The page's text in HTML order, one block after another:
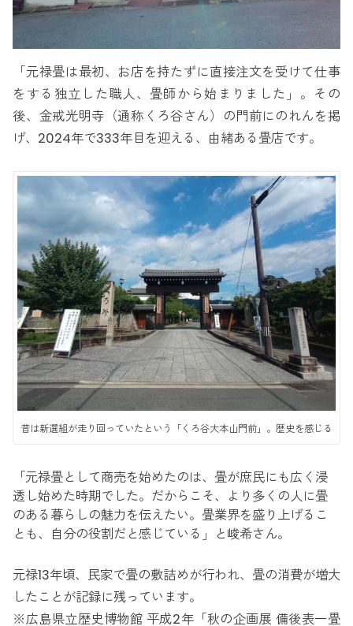
「元禄畳は最初、お店を持たずに直接注文を受けて仕事
をする独立した職人、畳師から始まりました」。その
後、金戒光明寺（通称くろ谷さん）の門前にのれんを掲
げ、2024年で333年目を迎える、由緒ある畳店です。
昔は新選組が走り回っていたという「くろ谷大本山門前」。歴史を感じる
「元禄畳として商売を始めたのは、畳が庶民にも広く浸
透し始めた時期でした。だからこそ、より多くの人に畳
のある暮らしの魅力を伝えたい。畳業界を盛り上げるこ
とも、自分の役割だと感じている」と峻希さん。
元禄13年頃、民家で畳の敷詰めが行われ、畳の消費が増大
したことが記録に残っています。
※広島県立歴史博物館 平成2年「秋の企画展 備後表一畳